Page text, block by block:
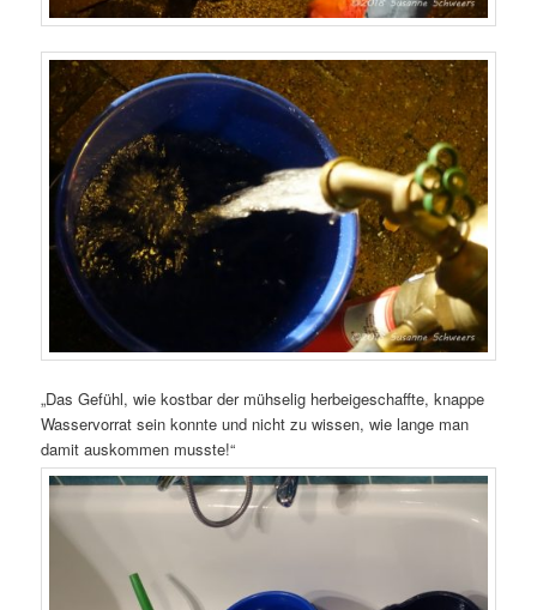
„Das Gefühl, wie kostbar der mühselig herbeigeschaffte, knappe
Wasservorrat sein konnte und nicht zu wissen, wie lange man
damit auskommen musste!“